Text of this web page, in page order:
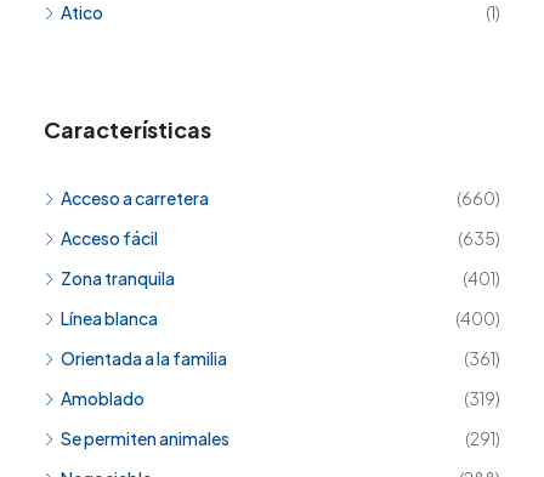
Atico
(1)
Características
Acceso a carretera
(660)
Acceso fácil
(635)
Zona tranquila
(401)
Línea blanca
(400)
Orientada a la familia
(361)
Amoblado
(319)
Se permiten animales
(291)